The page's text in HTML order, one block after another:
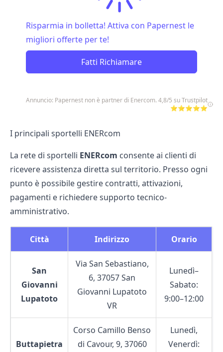
Risparmia in bolletta! Attiva con Papernest le
migliori offerte per te!
Fatti Richiamare
Annuncio: Papernest non è partner di Enercom. 4,8/5 su Trustpilot
⭐⭐⭐⭐⭐
I principali sportelli ENERcom
La rete di sportelli ENERcom consente ai clienti di
ricevere assistenza diretta sul territorio. Presso ogni
punto è possibile gestire contratti, attivazioni,
pagamenti e richiedere supporto tecnico-
amministrativo.
Città Indirizzo Orario
San
Giovanni
Lupatoto
Via San Sebastiano,
6, 37057 San
Giovanni Lupatoto
VR
Lunedì–
Sabato:
9:00–12:00
Buttapietra
Corso Camillo Benso
di Cavour, 9, 37060
Lunedì,
Venerdì: